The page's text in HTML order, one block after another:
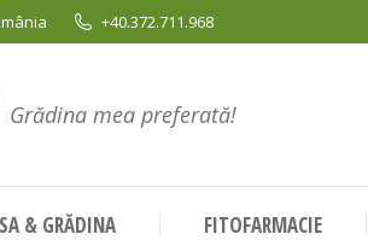
+40.372.711.968
Grădina mea preferată!
& GRĂDINA FITOFARMACIE